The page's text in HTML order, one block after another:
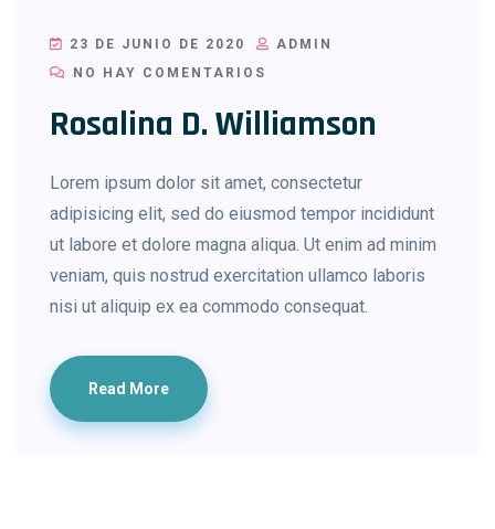
23 DE JUNIO DE 2020
ADMIN
NO HAY COMENTARIOS
Rosalina D. Williamson
Lorem ipsum dolor sit amet, consectetur
adipisicing elit, sed do eiusmod tempor incididunt
ut labore et dolore magna aliqua. Ut enim ad minim
veniam, quis nostrud exercitation ullamco laboris
nisi ut aliquip ex ea commodo consequat.
Read More